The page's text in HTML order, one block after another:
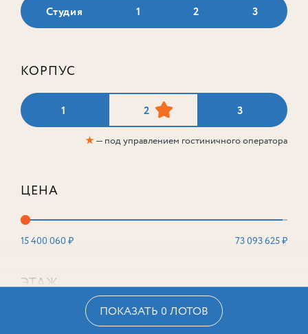
Студия 1 2 3
КОРПУС
1 2 3
★— под управлением гостиничного оператора
ЦЕНА
15 400 060 ₽ 73 093 625 ₽
ЭТАЖ
ПОКАЗАТЬ 0 ЛОТОВ